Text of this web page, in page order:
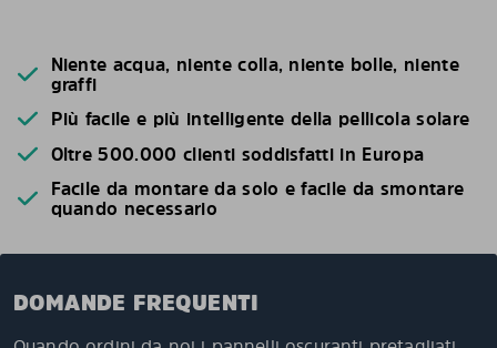
Niente acqua, niente colla, niente bolle, niente
graffi
Più facile e più intelligente della pellicola solare
Oltre 500.000 clienti soddisfatti in Europa
Facile da montare da solo e facile da smontare
quando necessario
DOMANDE FREQUENTI